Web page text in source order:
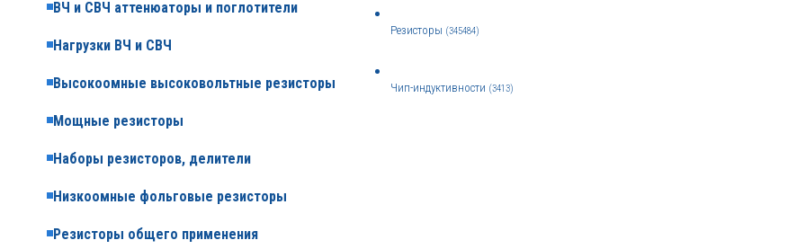
ВЧ и СВЧ аттенюаторы и поглотители
Нагрузки ВЧ и СВЧ
Высокоомные высоковольтные резисторы
Мощные резисторы
Наборы резисторов, делители
Низкоомные фольговые резисторы
Резисторы общего применения
Резисторы (345484)
Чип-индуктивности (3413)